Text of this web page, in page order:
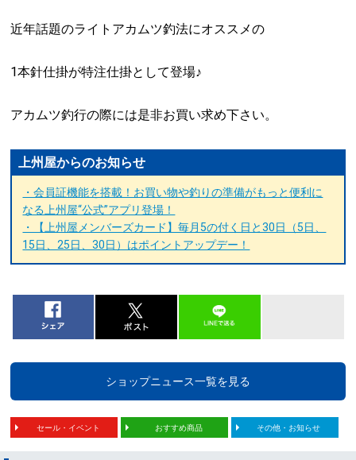
近年話題のライトアカムツ釣法にオススメの
1本針仕掛が特注仕掛として登場♪
アカムツ釣行の際には是非お買い求め下さい。
上州屋からのお知らせ
・会員証機能を搭載！お買い物や釣りの準備がもっと便利に
なる上州屋“公式”アプリ登場！
・【上州屋メンバーズカード】毎月5の付く日と30日（5日、
15日、25日、30日）はポイントアップデー！
ショップニュース一覧を見る
セール・イベント おすすめ商品 その他・お知らせ